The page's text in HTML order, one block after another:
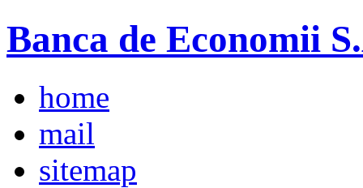
Banca de Economii
home
mail
sitemap